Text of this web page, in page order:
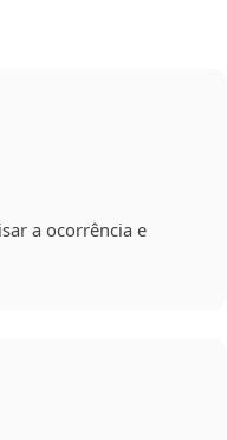
a ocorrência e